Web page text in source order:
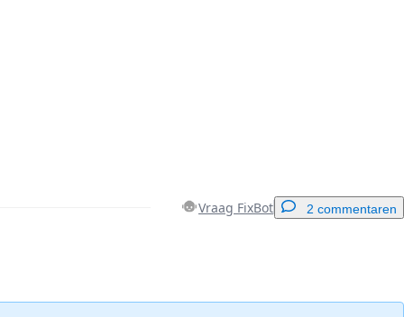
Vraag FixBot 2 commentaren